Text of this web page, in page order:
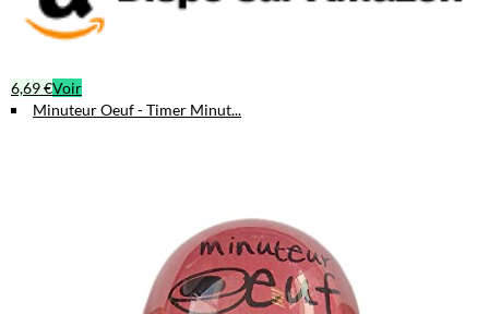
6,69 €Voir
Minuteur Oeuf - Timer Minut...